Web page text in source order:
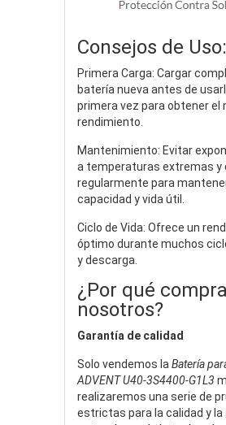
Consejos de Uso:
Primera Carga: Cargar
batería nueva antes de
primera vez para obtener el
rendimiento.
Mantenimiento: Evitar
a temperaturas extremas y
regularmente para
capacidad y vida útil.
Ciclo de Vida: Ofrece un
óptimo durante muchos
y descarga.
¿Por qué
nosotros?
Garantía de calidad
Solo vendemos la Batería
ADVENT U40-3S4400-G1L3
realizaremos una serie de
estrictas para la calidad y la